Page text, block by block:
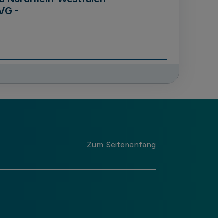
-
Männern für das Land
Zum Seitenanfang